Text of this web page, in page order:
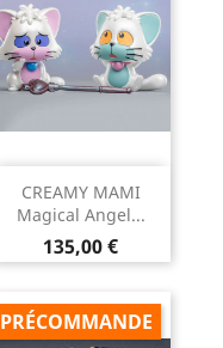
CREAMY MAMI
Magical Angel...
Prix
135,00 €
PRÉCOMMANDE